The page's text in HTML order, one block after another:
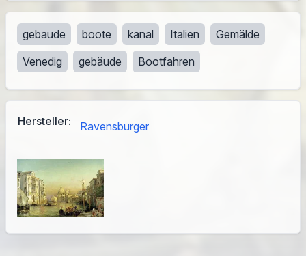
Hersteller: Ravensburger
gebaude boote kanal Italien
Gemälde
Venedig
gebäude Bootfahren